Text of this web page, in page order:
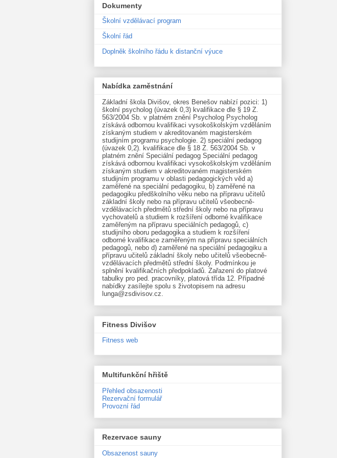
Dokumenty
Školní vzdělávací program
Školní řád
Doplněk školního řádu k distanční výuce
Nabídka zaměstnání
Základní škola Divišov, okres Benešov nabízí pozici: 1)
školní psycholog (úvazek 0,3) kvalifikace dle § 19 Z.
563/2004 Sb. v platném znění Psycholog Psycholog
získává odbornou kvalifikaci vysokoškolským vzděláním
získaným studiem v akreditovaném magisterském
studijním programu psychologie. 2) speciální pedagog
(úvazek 0,2). kvalifikace dle § 18 Z. 563/2004 Sb. v
platném znění Speciální pedagog Speciální pedagog
získává odbornou kvalifikaci vysokoškolským vzděláním
získaným studiem v akreditovaném magisterském
studijním programu v oblasti pedagogických věd a)
zaměřené na speciální pedagogiku, b) zaměřené na
pedagogiku předškolního věku nebo na přípravu učitelů
základní školy nebo na přípravu učitelů všeobecně-
vzdělávacích předmětů střední školy nebo na přípravu
vychovatelů a studiem k rozšíření odborné kvalifikace
zaměřeným na přípravu speciálních pedagogů, c)
studijního oboru pedagogika a studiem k rozšíření
odborné kvalifikace zaměřeným na přípravu speciálních
pedagogů, nebo d) zaměřené na speciální pedagogiku a
přípravu učitelů základní školy nebo učitelů všeobecně-
vzdělávacích předmětů střední školy. Podmínkou je
splnění kvalifikačních předpokladů. Zařazení do platové
tabulky pro ped. pracovníky, platová třída 12. Případné
nabídky zasílejte spolu s životopisem na adresu
lunga@zsdivisov.cz.
Fitness Divišov
Fitness web
Multifunkční hřiště
Přehled obsazenosti
Rezervační formulář
Provozní řád
Rezervace sauny
Obsazenost sauny